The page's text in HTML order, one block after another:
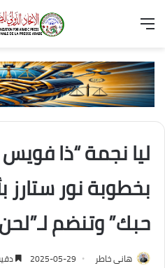
القائمة
ليا نجمة “ذا
بخطوبة نور ستارز
حبك” وتنضم
هانى خاطر 2025-05-29